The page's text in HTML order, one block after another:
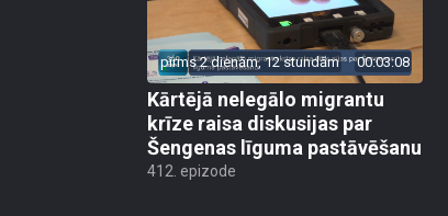
pirms 2 dienām, 12 stundām 00:03:08
Kārtējā nelegālo migrantu
krīze raisa diskusijas par
Šengenas līguma pastāvēšanu
412. epizode